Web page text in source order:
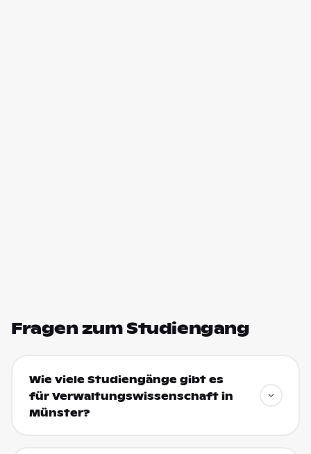
Fragen zum Studiengang
Wie viele Studiengänge gibt es
für Verwaltungswissenschaft in
Münster?